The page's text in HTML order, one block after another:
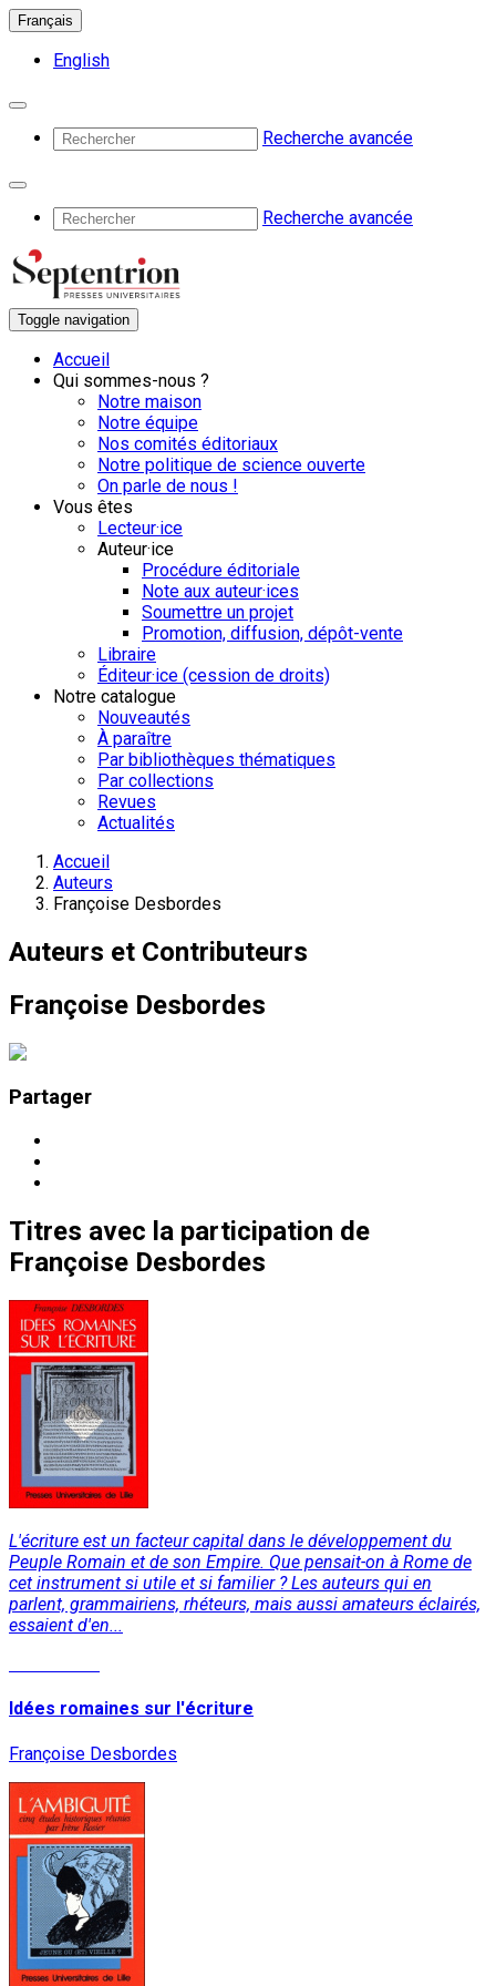
Français
English
Recherche avancée
Recherche avancée
Toggle navigation
Accueil
Qui sommes-nous ?
Notre maison
Notre équipe
Nos comités éditoriaux
Notre politique de science ouverte
On parle de nous !
Vous êtes
Lecteur·ice
Auteur·ice
Procédure éditoriale
Note aux auteur·ices
Soumettre un projet
Promotion, diffusion, dépôt-vente
Libraire
Éditeur·ice (cession de droits)
Notre catalogue
Nouveautés
À paraître
Par bibliothèques thématiques
Par collections
Revues
Actualités
Accueil
Auteurs
Françoise Desbordes
Auteurs et Contributeurs
Françoise Desbordes
Partager
Titres avec la participation de
Françoise Desbordes
L'écriture est un facteur capital dans le développement du
Peuple Romain et de son Empire. Que pensait-on à Rome de
cet instrument si utile et si familier ? Les auteurs qui en
parlent, grammairiens, rhéteurs, mais aussi amateurs éclairés,
essaient d'en...
Idées romaines sur l'écriture
Françoise Desbordes